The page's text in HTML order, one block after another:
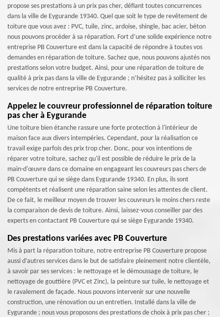
propose ses prestations à un prix pas cher, défiant toutes concurrences
dans la ville de Eygurande 19340. Quel que soit le type de revêtement de
toiture que vous avez : PVC, tuile, zinc, ardoise, shingle, bac acier, béton
nous pouvons procéder à sa réparation. Fort d’une solide expérience notre
entreprise PB Couverture est dans la capacité de répondre à toutes vos
demandes en réparation de toiture. Sachez que, nous pouvons ajustés nos
prestations selon votre budget. Ainsi, pour une réparation de toiture de
qualité à prix pas dans la ville de Eygurande ; n’hésitez pas à solliciter les
services de notre entreprise PB Couverture.
Appelez le couvreur professionnel de réparation toiture
pas cher à Eygurande
Une toiture bien étanche rassure une forte protection à l'intérieur de
maison face aux divers intempéries. Cependant, pour la réalisation ce
travail exige parfois des prix trop cher. Donc, pour vos intentions de
réparer votre toiture, sachez qu'il est possible de réduire le prix de la
main-d'œuvre dans ce domaine en engageant les couvreurs pas chers de
PB Couverture qui se siège dans Eygurande 19340. En plus, ils sont
compétents et réalisent une réparation saine selon les attentes de client.
De ce fait, le meilleur moyen de trouver les couvreurs le moins chers reste
la comparaison de devis de toiture. Ainsi, laissez-vous conseiller par des
experts en contactant PB Couverture qui se siège Eygurande 19340.
Des prestations variées avec PB Couverture
Mis à part la réparation toiture, notre entreprise PB Couverture propose
aussi d’autres services dans le but de satisfaire pleinement notre clientèle,
à savoir par ses services : le nettoyage et le démoussage de toiture, le
nettoyage de gouttière (PVC et Zinc), la peinture sur tuile, le nettoyage et
le ravalement de façade. Nous pouvons intervenir sur une nouvelle
construction, une rénovation ou un entretien. Installé dans la ville de
Eygurande ; nous vous proposons des prestations de choix à prix pas cher ;